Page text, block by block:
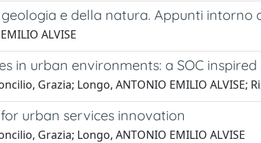
e della natura. Appunti
ALVISE
in urban environments: a SOC
Grazia; Longo, ANTONIO EMILIO ALVISE;
urban services innovation
Grazia; Longo, ANTONIO EMILIO ALVISE